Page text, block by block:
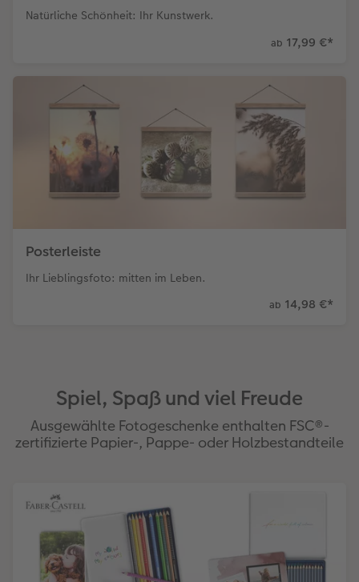
Natürliche Schönheit: Ihr Kunstwerk.
ab 17,99 €*
Posterleiste
Ihr Lieblingsfoto: mitten im Leben.
ab 14,98 €*
Spiel, Spaß und viel Freude
Ausgewählte Fotogeschenke enthalten FSC®-
zertifizierte Papier-, Pappe- oder Holzbestandteile